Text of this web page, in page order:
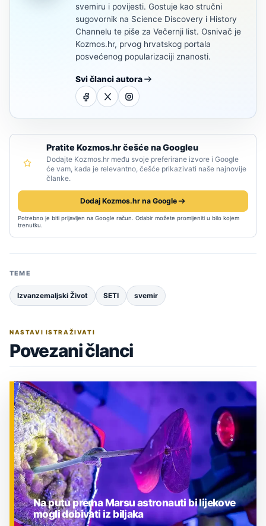
svemiru i povijesti. Gostuje kao stručni
sugovornik na Science Discovery i History
Channelu te piše za Večernji list. Osnivač je
Kozmos.hr, prvog hrvatskog portala
posvećenog popularizaciji znanosti.
Svi članci autora
Pratite Kozmos.hr češće na Googleu
Dodajte Kozmos.hr među svoje preferirane izvore i Google
će vam, kada je relevantno, češće prikazivati naše najnovije
članke.
Dodaj Kozmos.hr na Google
Potrebno je biti prijavljen na Google račun. Odabir možete promijeniti u bilo kojem
trenutku.
TEME
Izvanzemaljski Život SETI svemir
NASTAVI ISTRAŽIVATI
Povezani članci
Na putu prema Marsu astronauti bi lijekove
mogli dobivati iz biljaka